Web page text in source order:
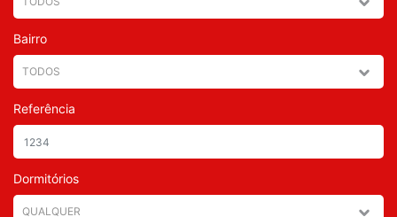
Bairro
Referência
Dormitórios